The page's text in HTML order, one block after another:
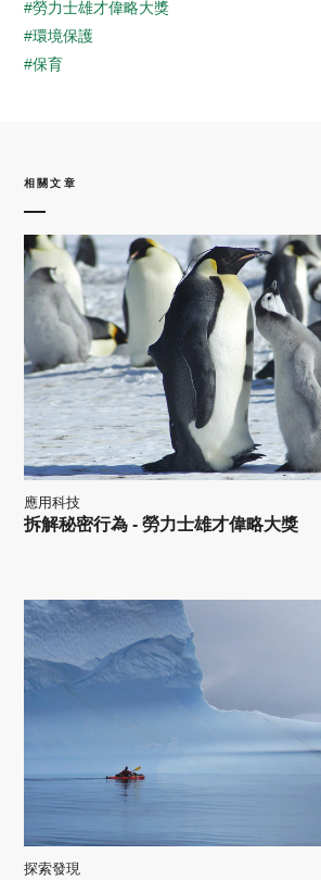
#勞力士雄才偉略大獎
#環境保護
#保育
相關文章
應用科技
拆解秘密行為 - 勞力士雄才偉略大獎
探索發現